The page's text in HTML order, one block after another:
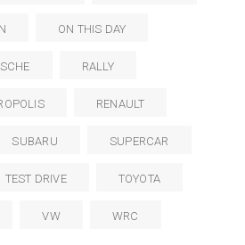
ON THIS DAY
RALLY
RENAULT
SUBARU SUPERCAR
TEST DRIVE TOYOTA
VW WRC